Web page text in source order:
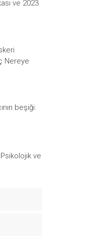
ve 2023
Nereye
beşiği:
Psikolojik ve